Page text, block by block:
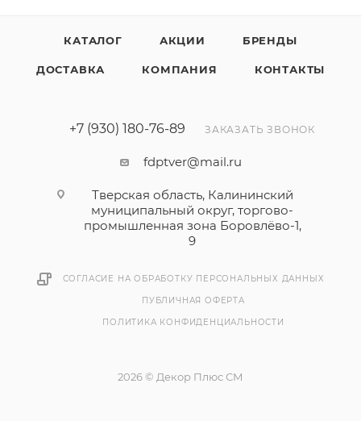
КАТАЛОГ АКЦИИ БРЕНДЫ
ДОСТАВКА КОМПАНИЯ КОНТАКТЫ
+7 (930) 180-76-89 ЗАКАЗАТЬ ЗВОНОК
fdptver@mail.ru
Тверская область, Калининский
муниципальный округ, торгово-
промышленная зона Боровлёво-1,
9
СОГЛАСИЕ НА ОБРАБОТКУ ПЕРСОНАЛЬНЫХ ДАННЫХ
ПУБЛИЧНАЯ ОФЕРТА
ПОЛИТИКА КОНФИДЕНЦИАЛЬНОСТИ
2026 © Декор Плюс СМ